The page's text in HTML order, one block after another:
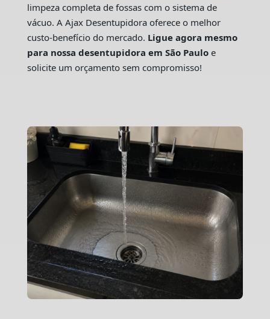
limpeza completa de fossas com o sistema de
vácuo. A Ajax Desentupidora oferece o melhor
custo-benefício do mercado. Ligue agora mesmo
para nossa desentupidora em São Pauloe
solicite um orçamento sem compromisso!